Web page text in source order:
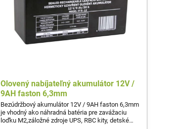
Olovený nabíjateľný akumulátor 12V /
9AH faston 6,3mm
Bezúdržbový akumulátor 12V / 9AH faston 6,3mm
je vhodný ako náhradná batéria pre zavážaciu
loďku M2,záložné zdroje UPS, RBC kity, detské